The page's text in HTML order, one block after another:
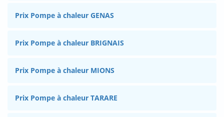
Prix Pompe à chaleur GENAS
Prix Pompe à chaleur BRIGNAIS
Prix Pompe à chaleur MIONS
Prix Pompe à chaleur TARARE